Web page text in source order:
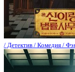
/ Детектив / Комедия /